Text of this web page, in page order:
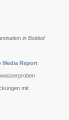
in Bottled
Media Report
mit